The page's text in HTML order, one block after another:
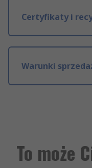
Certyfikaty i
Warunki
To może